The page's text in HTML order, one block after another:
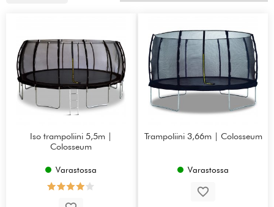
Iso trampoliini 5,5m |
Colosseum
Varastossa
Trampoliini 3,66m | Colosseum
Varastossa